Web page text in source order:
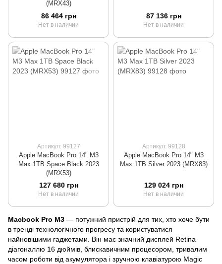
(MRX43)
86 464 грн
Нет в наличии
87 136 грн
Нет в наличии
Артикул: 99127
Apple MacBook Pro 14" M3
Max 1TB Space Black 2023
(MRX53)
127 680 грн
Нет в наличии
Артикул: 99128
Apple MacBook Pro 14" M3
Max 1TB Silver 2023 (MRX83)
129 024 грн
Нет в наличии
Macbook Pro M3 — потужний пристрій для тих, хто хоче бути
в тренді технологічного прогресу та користуватися
найновішими гаджетами. Він має значний дисплей Retina
діагоналлю 16 дюймів, блискавичним процесором, тривалим
часом роботи від акумулятора і зручною клавіатурою Magic